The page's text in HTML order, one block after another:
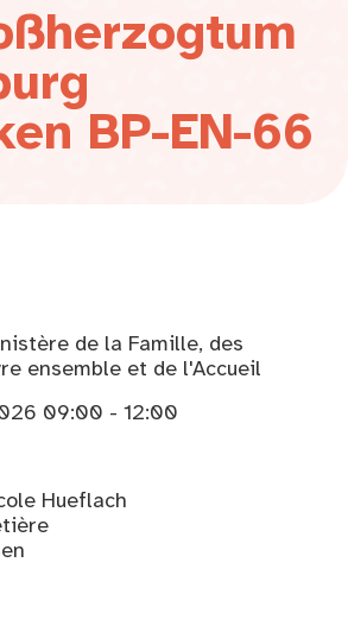
BP-EN-66
de la Famille, des
ensemble et de l'Accueil
09:00 - 12:00
Hueflach